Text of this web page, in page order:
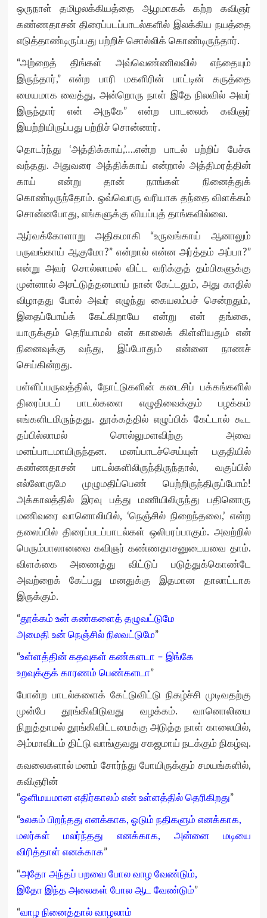
ஒருநாள் தமிழலக்கியத்தை ஆழமாகக் கற்ற கவிஞர்
கண்ணதாசன் திரைப்படப்பாடல்களில் இலக்கிய நயத்தை
எடுத்தாண்டிருப்பது பற்றிச் சொல்லிக் கொண்டிருந்தார்.
“அற்றைத் திங்கள் அவ்வெண்ணிலவில் எந்தையும்
இருந்தார்,” என்ற பாரி மகளிரின் பாட்டின் கருத்தை
மையமாக வைத்து, அன்றொரு நாள் இதே நிலவில் அவர்
இருந்தார் என் அருகே” என்ற பாடலைக் கவிஞர்
இயற்றியிருப்பது பற்றிச் சொன்னார்.
தொடர்ந்து ‘அத்திக்காய்,’….என்ற பாடல் பற்றிப் பேச்சு
வந்தது. அதுவரை அத்திக்காய் என்றால் அத்திமரத்தின்
காய் என்று தான் நாங்கள் நினைத்துக்
கொண்டிருந்தோம். ஒவ்வொரு வரியாக தந்தை விளக்கம்
சொன்னபோது, எங்களுக்கு வியப்புத் தாங்கவில்லை.
ஆர்வக்கோளாறு அதிகமாகி “உருவங்காய் ஆனாலும்
பருவங்காய் ஆகுமோ?” என்றால் என்ன அர்த்தம் அப்பா?”
என்று அவர் சொல்லாமல் விட்ட வரிக்குத் தம்பிகளுக்கு
முன்னால் அசட்டுத்தனமாய் நான் கேட்டதும், அது காதில்
விழாதது போல் அவர் எழுந்து கையலம்பச் சென்றதும்,
இதைப்போய்க் கேட்கிறாயே என்று என் தங்கை,
யாருக்கும் தெரியாமல் என் காலைக் கிள்ளியதும் என்
நினைவுக்கு வந்து, இப்போதும் என்னை நாணச்
செய்கின்றது.
பள்ளிப்பருவத்தில், நோட்டுகளின் கடைசிப் பக்கங்களில்
திரைப்படப் பாடல்களை எழுதிவைக்கும் பழக்கம்
எங்களிடமிருந்தது. தூக்கத்தில் எழுப்பிக் கேட்டால் கூட
தப்பில்லாமல் சொல்லுமளவிற்கு அவை
மனப்பாடமாயிருந்தன. மனப்பாடச்செய்யுள் பகுதியில்
கண்ணதாசன் பாடல்களிலிருந்திருந்தால், வகுப்பில்
எல்லோருமே முழுமதிப்பெண் பெற்றிருந்திருப்போம்!
அக்காலத்தில் இரவு பத்து மணியிலிருந்து பதினொரு
மணிவரை வானொலியில், ‘நெஞ்சில் நிறைந்தவை,’ என்ற
தலைப்பில் திரைப்படப்பாடல்கள் ஒலிபரப்பாகும். அவற்றில்
பெரும்பாலானவை கவிஞர் கண்ணதாசனுடையவை தாம்.
விளக்கை அணைத்து விட்டுப் படுத்துக்கொண்டே
அவற்றைக் கேட்பது மனதுக்கு இதமான தாலாட்டாக
இருக்கும்.
“தூக்கம் உன் கண்களைத் தழுவட்டுமே
அமைதி உன் நெஞ்சில் நிலவட்டுமே”
“உள்ளத்தின் கதவுகள் கண்களடா – இங்கே
உறவுக்குக் காரணம் பெண்களடா”
போன்ற பாடல்களைக் கேட்டுவிட்டு நிகழ்ச்சி முடிவதற்கு
முன்பே தூங்கிவிடுவது வழக்கம். வானொலியை
நிறுத்தாமல் தூங்கிவிட்டமைக்கு அடுத்த நாள் காலையில்,
அம்மாவிடம் திட்டு வாங்குவது சகஜமாய் நடக்கும் நிகழ்வு.
கவலைகளால் மனம் சோர்ந்து போயிருக்கும் சமயங்களில்,
கவிஞரின்
“ஒளிமயமான எதிர்காலம் என் உள்ளத்தில் தெரிகிறது”
“உலகம் பிறந்தது எனக்காக, ஓடும் நதிகளும் எனக்காக,
மலர்கள் மலர்ந்தது எனக்காக, அன்னை மடியை
விரித்தாள் எனக்காக”
“அதோ அந்தப் பறவை போல வாழ வேண்டும்,
இதோ இந்த அலைகள் போல ஆட வேண்டும்”
“வாழ நினைத்தால் வாழலாம்